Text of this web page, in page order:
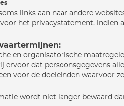
links aan naar andere
het privacystatement, indien
en organisatorische
ervoor dat persoonsgegevens
voor de doeleinden waarvoor
wordt niet langer bewaard